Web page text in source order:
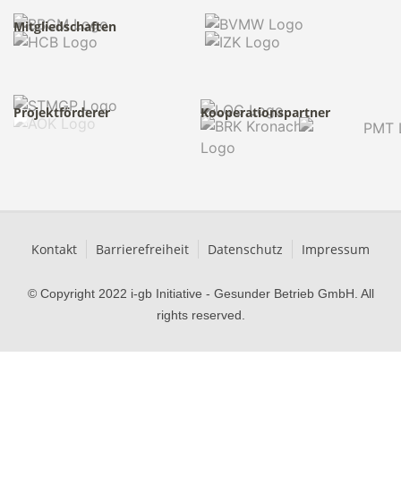
Mitgliedschaften
Projektförderer Kooperationspartner
© Copyright 2022 i-gb Initiative - Gesunder Betrieb GmbH. All
rights reserved.
Kontakt Barrierefreiheit Datenschutz Impressum